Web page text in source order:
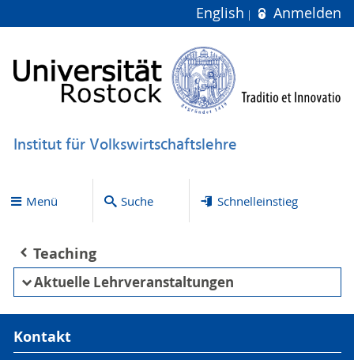
English Anmelden
Institut für Volkswirtschaftslehre
Menü Suche Schnelleinstieg
Teaching
Aktuelle Lehrveranstaltungen
Kontakt